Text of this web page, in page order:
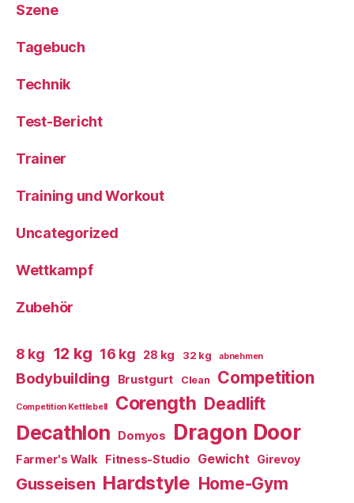
Szene
Tagebuch
Technik
Test-Bericht
Trainer
Training und Workout
Uncategorized
Wettkampf
Zubehör
8 kg 12 kg 16 kg 28 kg 32 kg abnehmen
Bodybuilding Brustgurt Clean Competition
Competition Kettlebell Corength Deadlift
Decathlon Domyos Dragon Door
Farmer's Walk Fitness-Studio Gewicht Girevoy
Gusseisen Hardstyle Home-Gym